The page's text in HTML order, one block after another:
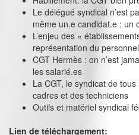
Le délégué syndical n’est
même un.e candidat.e : un
L’enjeu des «
représentation du
CGT Hermès : on n’est
les salarié.es
La CGT, le syndicat de
cadres et des techniciens
Outils et matériel syndical
Lien de téléchargement: